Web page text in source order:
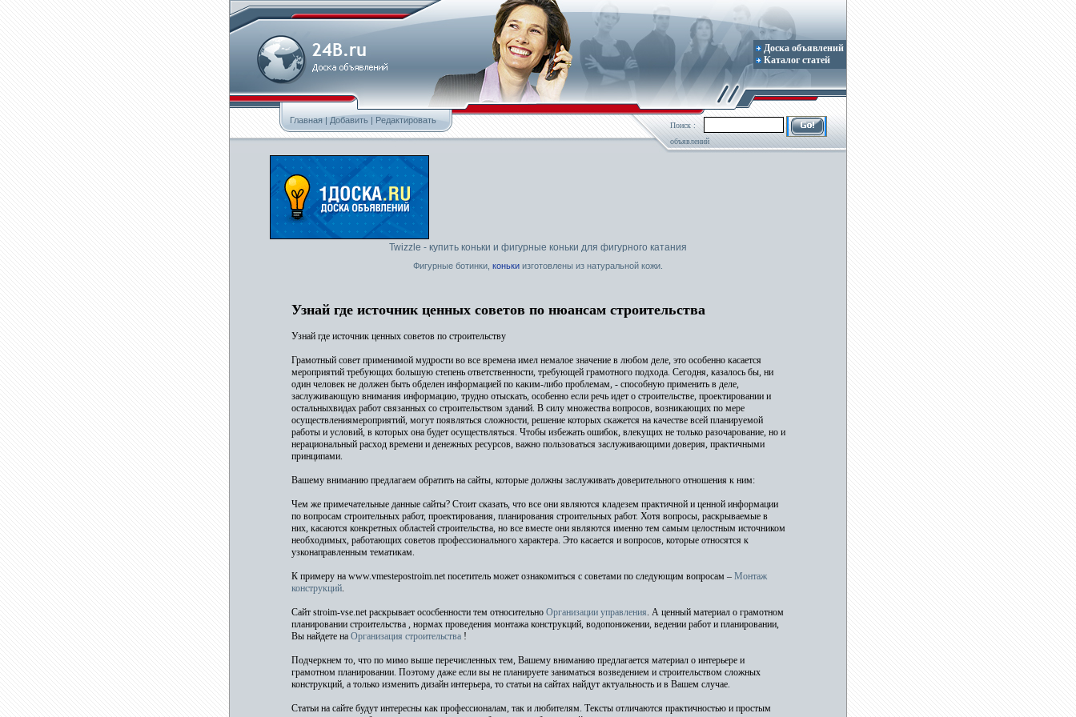
Доска объявлений
Каталог статей
Главная|Добавить | Редактировать
Поиск :
объявлений
Twizzle - купить коньки и фигурные коньки для фигурного катания
Фигурные ботинки, коньки изготовлены из натуральной кожи.
Узнай где источник ценных советов по нюансам строительства
Узнай где источник ценных советов по строительству
Грамотный совет применимой мудрости во все времена имел немалое значение в любом деле, это особенно касается
мероприятий требующих большую степень ответственности, требующей грамотного подхода. Сегодня, казалось бы, ни
один человек не должен быть обделен информацией по каким-либо проблемам, - способную применить в деле,
заслуживающую внимания информацию, трудно отыскать, особенно если речь идет о строительстве, проектировании и
остальныхвидах работ связанных со строительством зданий. В силу множества вопросов, возникающих по мере
осуществлениямероприятий, могут появляться сложности, решение которых скажется на качестве всей планируемой
работы и условий, в которых она будет осуществляться. Чтобы избежать ошибок, влекущих не только разочарование, но и
нерациональный расход времени и денежных ресурсов, важно пользоваться заслуживающими доверия, практичными
принципами.
Вашему вниманию предлагаем обратить на сайты, которые должны заслуживать доверительного отношения к ним:
Чем же примечательные данные сайты? Стоит сказать, что все они являются кладезем практичной и ценной информации
по вопросам строительных работ, проектирования, планирования строительных работ. Хотя вопросы, раскрываемые в
них, касаются конкретных областей строительства, но все вместе они являются именно тем самым целостным источником
необходимых, работающих советов профессионального характера. Это касается и вопросов, которые относятся к
узконаправленным тематикам.
К примеру на www.vmestepostroim.net посетитель может ознакомиться с советами по следующим вопросам – Монтаж
конструкций.
Сайт stroim-vse.net раскрывает ососбенности тем относительно Организации управления. А ценный материал о грамотном
планировании строительства , нормах проведения монтажа конструкций, водопонижении, ведении работ и планировании,
Вы найдете на Организация строительства!
Подчеркнем то, что по мимо выше перечисленных тем, Вашему вниманию предлагается материал о интерьере и
грамотном планировании. Поэтому даже если вы не планируете заниматься возведением и строительством сложных
конструкций, а только изменить дизайн интерьера, то статьи на сайтах найдут актуальность и в Вашем случае.
Статьи на сайте будут интересны как профессионалам, так и любителям. Тексты отличаются практичностью и простым